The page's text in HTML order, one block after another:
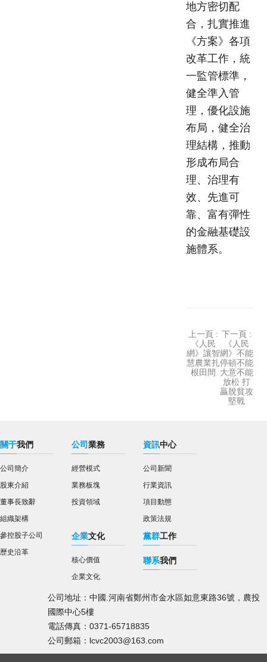
地方密切配
合，扎實推進
《方案》各項
改革工作，統
一監管標準，
健全準入管
理，優化設施
布局，健全治
理結構，推動
形成布局合
理、治理有
效、先進可
靠、富有彈性
的金融基礎設
施體系。
上一頁 :
《人民
網》讓智
慧農業扎
根田間
下一頁 :
《人民
網》不能
停頓不能
大意不能
放松 打
贏脫貧攻
堅戰
關于我們
公司簡介
股東介紹
董事長致辭
組織架構
參控股子公司
歷史沿革
公司業務
經營模式
業務板塊
投資領域
資訊中心
公司新聞
行業資訊
項目動態
政策法規
企業文化
核心價值
企業文化
黨群工作
聯系我們
公司地址：中國.河南省鄭州市金水區如意東路36號，農投
國際中心5樓
電話傳真：0371-65718835
公司郵箱：lcvc2003@163.com